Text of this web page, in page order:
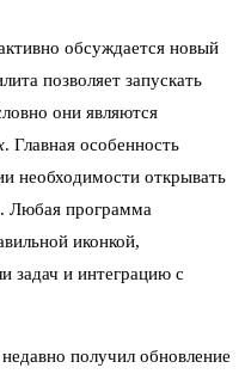
обсуждается новый
позволяет запускать
они являются
. Главная особенность
необходимости открывать
Любая программа
иконкой,
задач и интеграцию с
получил обновление